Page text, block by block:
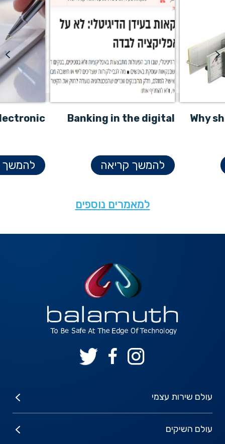
Why
Banking in the digital
להמשך קריאה להמשך
למאמרים נוספים
עולם שירות עצמי
עולם השיקים